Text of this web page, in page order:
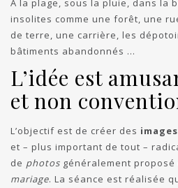
A la plage, sous la pluie, dans la
insolites comme une forêt, une
de terre, une carrière, les
bâtiments abandonnés …
L’idée est
et non
L’objectif est de créer des images
et – plus important de tout –
de photos généralement proposé
mariage. La séance est réalisée